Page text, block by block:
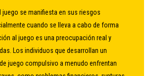
juego se manifiesta en sus riesgos
cuando se lleva a cabo de forma
al juego es una preocupación real y
Los individuos que desarrollan un
juego compulsivo a menudo enfrentan